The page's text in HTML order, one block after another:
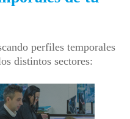
perfiles temporales
distintos sectores: